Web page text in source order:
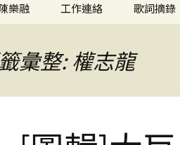
樂融
大事記
融舞台劇及音樂劇
工作連絡 歌詞摘錄
彙整: 權志龍